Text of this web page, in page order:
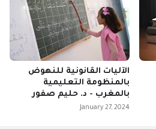
الآليات القانونية للنهوض
بالمنظومة التعليمية
بالمغرب - د. حليم صفور
January 27, 2024